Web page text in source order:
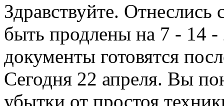
Здравствуйте.
быть продлены на 7 - 14 -
документы готовятся
Сегодня 22 апреля. Вы
убытки от простоя